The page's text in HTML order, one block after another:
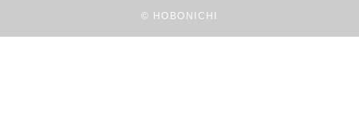
© HOBONICHI